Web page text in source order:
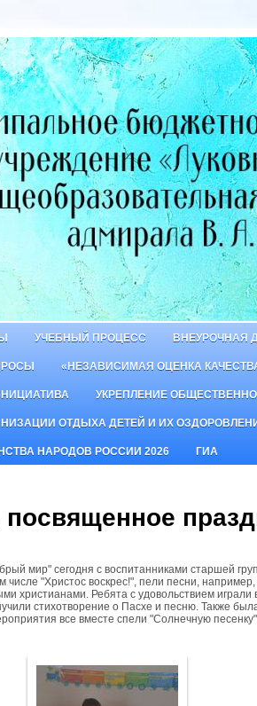
УЧЕБНЫЙ ПРОЦЕСС ВНЕУРОЧНАЯ
«НЕЗАВИСИМАЯ ОЦЕНКА
УКРЕПЛЕНИЕ
ОТДЫХА ДЕТЕЙ И ИХ
НАРОДОВ РОССИИ 2026 ГИА
мир" сегодня с воспитанниками старшей
числе "Христос воскрес!", пели песни,
христианами. Ребята с удовольствием
стихотворение о Пасхе и песню. Также
все вместе спели "Солнечную